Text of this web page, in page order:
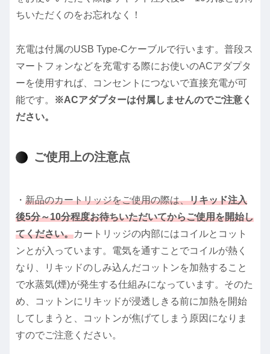
ちいただくのをお忘れなく！
充電は付属のUSB Type-Cケーブルで行います。普段ス
マートフォンなどを充電する際にお使いのACアダプタ
ーを使用すれば、コンセントにつないで直接充電が可
能です。
※ACアダプターは付属しませんのでご注意く
ださい。
ご使用上の注意点
・ 新品のカートリッジをご使用の際は、リキッド注入
後5分～10分程度お待ちいただいてからご使用を開始し
てください。カートリッジの内部にはコイルとコット
ンとが入っています。電気を通すことでコイルが熱く
なり、リキッドのしみ込んだコットンを加熱すること
で水蒸気(煙)が発生する仕組みになっています。そのた
め、コットンにリキッドが浸透しきる前に加熱を開始
してしまうと、コットンが焦げてしまう原因になりま
すのでご注意ください。